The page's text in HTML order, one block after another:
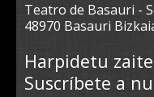
Teatro de Basauri -
48970 Basauri
Harpidetu
Suscríbete a